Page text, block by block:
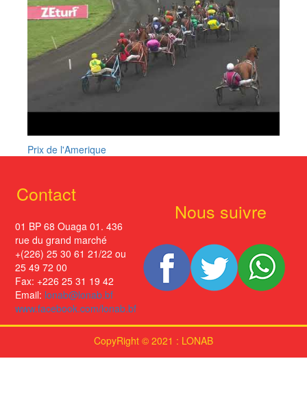
Prix de l'Amerique
Contact
01 BP 68 Ouaga 01. 436
rue du grand marché
+(226) 25 30 61 21/22 ou
25 49 72 00
Fax: +226 25 31 19 42
Email: lonab@lonab.bf
www.facebook.com/lonab.bf
Nous suivre
CopyRight © 2021 : LONAB